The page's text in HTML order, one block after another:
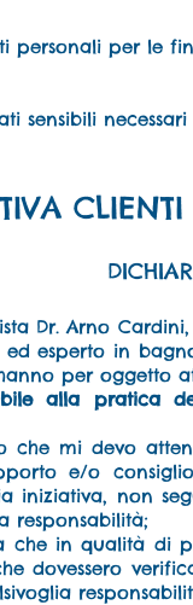
personali per le
sensibili
CLIENTI
Dr. Arno
esperto in
per oggetto
alla pratica
che mi devo
e/o
non
responsabilità;
che in qualità di
dovessero